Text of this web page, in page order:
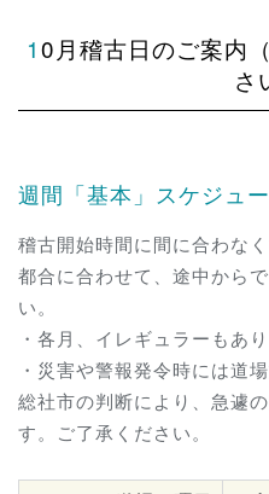
10月稽古日のご案内（休講あり、ご確認くだ
さ
週間「基本」スケジュ
稽古開始時間に間に合わな
都合に合わせて、途中から
い。
・各月、イレギュラーもあ
・災害や警報発令時には道
総社市の判断により、急遽
す。ご了承ください。